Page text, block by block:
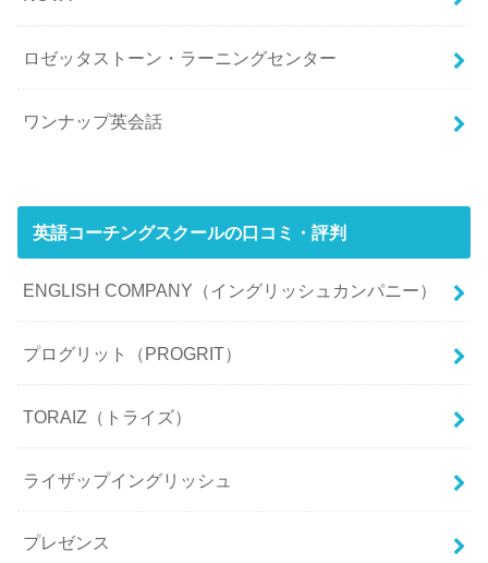
ロゼッタストーン・ラーニングセンター
ワンナップ英会話
英語コーチングスクールの口コミ・評判
ENGLISH COMPANY（イングリッシュカンパニー）
プログリット（PROGRIT）
TORAIZ（トライズ）
ライザップイングリッシュ
プレゼンス